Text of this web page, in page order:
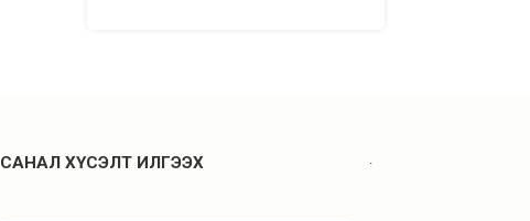
САНАЛ ХҮСЭЛТ ИЛГЭЭХ .